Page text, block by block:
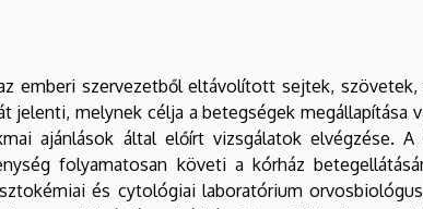
emberi szervezetből eltávolított sejtek, szövetek,
melynek célja a betegségek megállapítása
ajánlások által előírt vizsgálatok elvégzése. A
folyamatosan követi a kórház
és cytológiai laboratórium